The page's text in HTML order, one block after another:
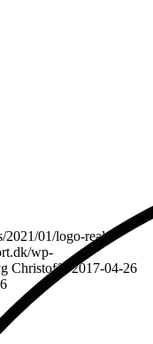
2021/01/logo-real-
wp-
Christoffer2017-04-26